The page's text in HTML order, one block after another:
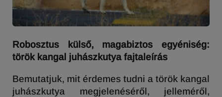
Robosztus külső, magabiztos egyéniség:
török kangal juhászkutya fajtaleírás
Bemutatjuk, mit érdemes tudni a török kangal
juhászkutya megjelenéséről, jelleméről,